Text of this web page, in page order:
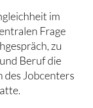
im
Frage
zu
Beruf die
des Jobcenters